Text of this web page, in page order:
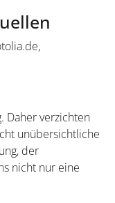
Daher verzichten
unübersichtliche
der
nicht nur eine